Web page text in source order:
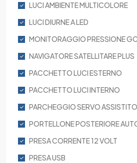
LUCI AMBIENTE MULTICOLORE
LUCI DIURNE A LED
MONITORAGGIO PRESSIONE
NAVIGATORE SATELLITARE PLUS
PACCHETTO LUCI ESTERNO
PACCHETTO LUCI INTERNO
PARCHEGGIO SERVO ASSISTITO
PORTELLONE POSTERIORE
PRESA CORRENTE 12 VOLT
PRESA USB